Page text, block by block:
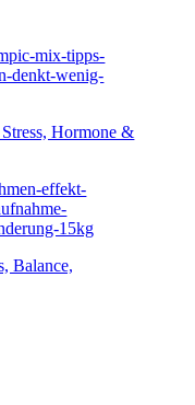
Hormone &
Balance,